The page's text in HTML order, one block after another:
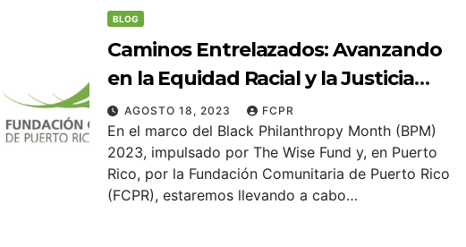
BLOG
Caminos Entrelazados: Avanzando
en la Equidad Racial y la Justicia
Climática
AGOSTO 18, 2023 FCPR
En el marco del Black Philanthropy Month (BPM)
2023, impulsado por The Wise Fund y, en Puerto
Rico, por la Fundación Comunitaria de Puerto Rico
(FCPR), estaremos llevando a cabo…